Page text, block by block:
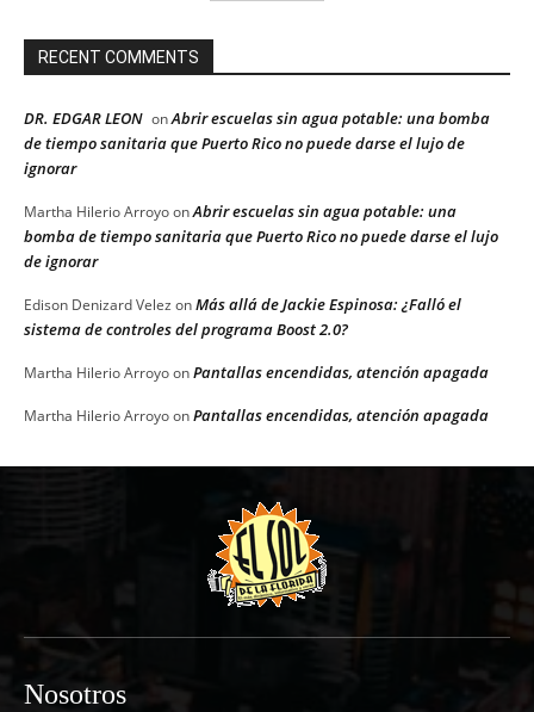
RECENT COMMENTS
DR. EDGAR LEON onAbrir escuelas sin agua potable: una bomba
de tiempo sanitaria que Puerto Rico no puede darse el lujo de
ignorar
Martha Hilerio ArroyoonAbrir escuelas sin agua potable: una
bomba de tiempo sanitaria que Puerto Rico no puede darse el lujo
de ignorar
Edison Denizard Velez onMás allá de Jackie Espinosa: ¿Falló el
sistema de controles del programa Boost 2.0?
Martha Hilerio ArroyoonPantallas encendidas, atención apagada
Martha Hilerio ArroyoonPantallas encendidas, atención apagada
Nosotros